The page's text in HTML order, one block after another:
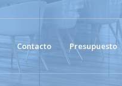
Contacto Presupuesto